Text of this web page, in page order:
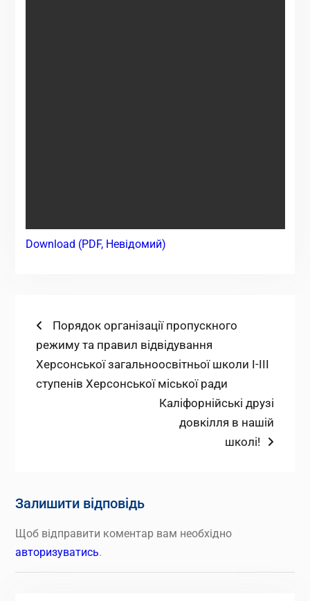
Download (PDF, Невідомий)
Навігація
записів
Попередній
запис:
Порядок організації пропускного
режиму та правил відвідування
Херсонської загальноосвітньої школи І-ІІІ
ступенів Херсонської міської ради
Наступний
запис:
Каліфорнійські друзі
довкілля в нашій
школі!
Залишити відповідь
Щоб відправити коментар вам необхідно
авторизуватись.